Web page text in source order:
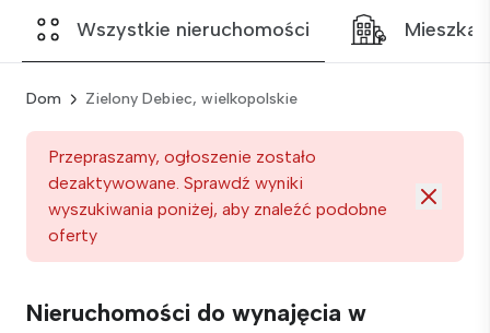
Wszystkie nieruchomości
Dom Zielony Debiec, wielkopolskie
Przepraszamy, ogłoszenie zostało
dezaktywowane. Sprawdź wyniki
wyszukiwania poniżej, aby znaleźć podobne
oferty
Nieruchomości do wynajęcia w